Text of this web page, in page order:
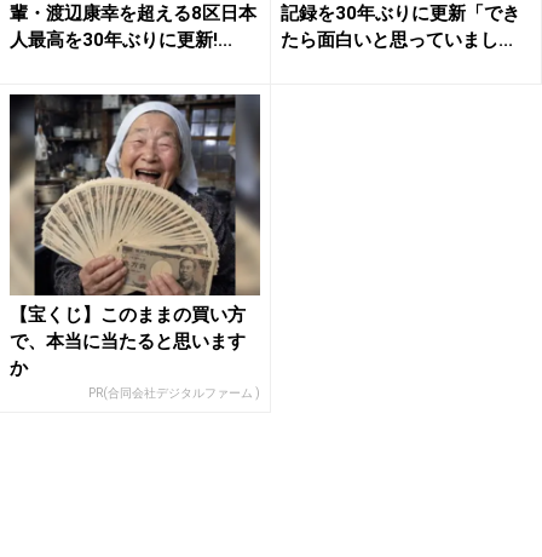
輩・渡辺康幸を超える8区日本
人最高を30年ぶりに更新!...
記録を30年ぶりに更新「でき
たら面白いと思っていまし...
【宝くじ】このままの買い方
で、本当に当たると思います
か
PR(合同会社デジタルファーム )